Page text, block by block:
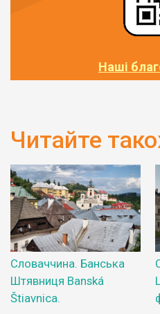
Наші
Читайте
Словаччина. Банська
Штявниця Banská
Štiavnica.